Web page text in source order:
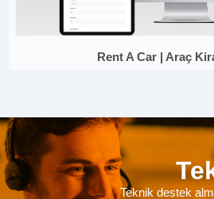
Rent A Car | Araç
Teknik destek